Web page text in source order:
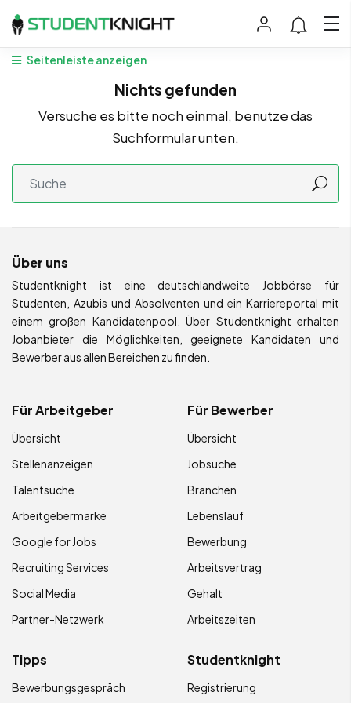
Seitenleiste anzeigen
Nichts gefunden
Versuche es bitte noch einmal, benutze das
Suchformular unten.
Über uns
Studentknight ist eine deutschlandweite Jobbörse für
Studenten, Azubis und Absolventen und ein Karriereportal mit
einem großen Kandidatenpool. Über Studentknight erhalten
Jobanbieter die Möglichkeiten, geeignete Kandidaten und
Bewerber aus allen Bereichen zu finden.
Für Arbeitgeber
Übersicht
Stellenanzeigen
Talentsuche
Arbeitgebermarke
Google for Jobs
Recruiting Services
Social Media
Partner-Netzwerk
Für Bewerber
Übersicht
Jobsuche
Branchen
Lebenslauf
Bewerbung
Arbeitsvertrag
Gehalt
Arbeitszeiten
Tipps
Bewerbungsgespräch
Studentknight
Registrierung